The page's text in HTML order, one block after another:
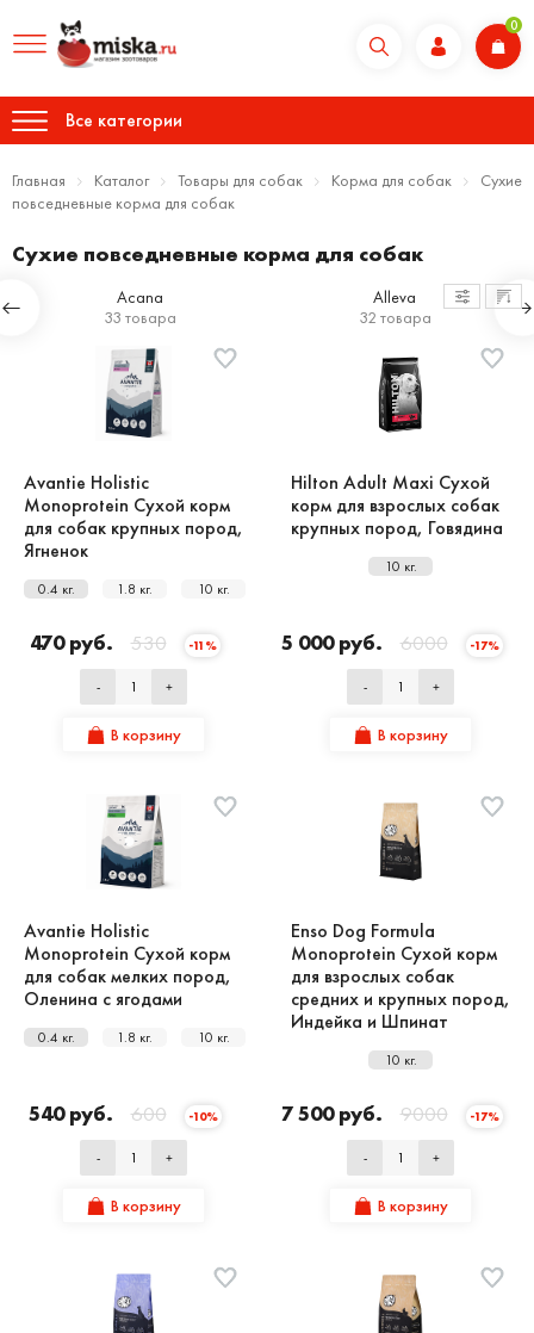
0
Все категории
Главная Каталог Товары для собак Корма для собак
Сухие
повседневные корма для собак
Сухие повседневные корма для собак
Acana
33 товара
Alleva
32 товара
Avantie Holistic
Monoprotein Сухой корм
для собак крупных пород,
Ягненок
0.4 кг. 1.8 кг. 10 кг.
470 руб. 530 -11%
- +
В корзину
Hilton Adult Maxi Сухой
корм для взрослых собак
крупных пород, Говядина
10 кг.
5 000 руб. 6000 -17%
- +
В корзину
Avantie Holistic
Monoprotein Сухой корм
для собак мелких пород,
Оленина с ягодами
0.4 кг. 1.8 кг. 10 кг.
540 руб. 600 -10%
- +
В корзину
Enso Dog Formula
Monoprotein Сухой корм
для взрослых собак
средних и крупных пород,
Индейка и Шпинат
10 кг.
7 500 руб. 9000 -17%
- +
В корзину